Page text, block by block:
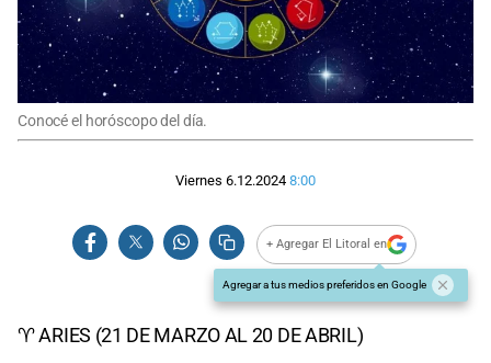
Conocé el horóscopo del día.
Viernes 6.12.2024 8:00
+ Agregar El Litoral en
Agregar a tus medios preferidos en Google
♈ ARIES (21 DE MARZO AL 20 DE ABRIL)